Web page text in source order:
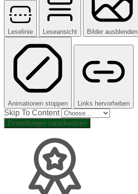
Leselinie Leseansicht Bilder ausblenden
Animationen stoppen Links hervorheben
Skip To Content
Einstellungen zurücksetzen